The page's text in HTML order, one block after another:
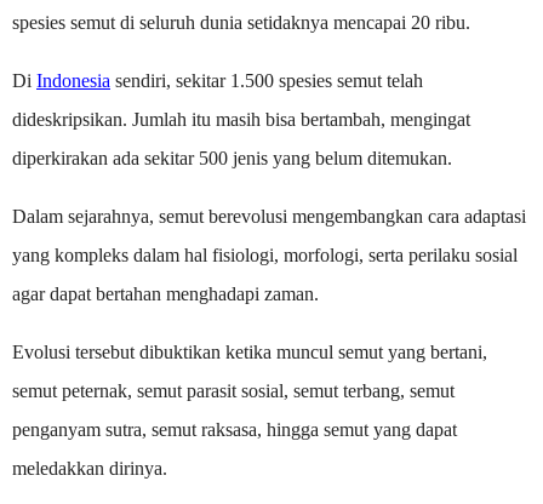
spesies semut di seluruh dunia setidaknya mencapai 20 ribu.
Di Indonesia sendiri, sekitar 1.500 spesies semut telah
dideskripsikan. Jumlah itu masih bisa bertambah, mengingat
diperkirakan ada sekitar 500 jenis yang belum ditemukan.
Dalam sejarahnya, semut berevolusi mengembangkan cara adaptasi
yang kompleks dalam hal fisiologi, morfologi, serta perilaku sosial
agar dapat bertahan menghadapi zaman.
Evolusi tersebut dibuktikan ketika muncul semut yang bertani,
semut peternak, semut parasit sosial, semut terbang, semut
penganyam sutra, semut raksasa, hingga semut yang dapat
meledakkan dirinya.